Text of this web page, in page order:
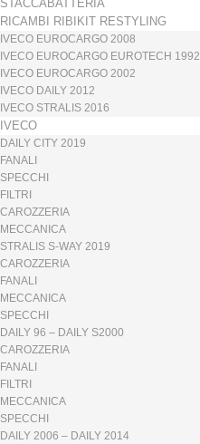
STACCABATTERIA
RICAMBI RIBIKIT RESTYLING
IVECO EUROCARGO 2008
IVECO EUROCARGO EUROTECH 1992
IVECO EUROCARGO 2002
IVECO DAILY 2012
IVECO STRALIS 2016
IVECO
DAILY CITY 2019
FANALI
SPECCHI
FILTRI
CAROZZERIA
MECCANICA
STRALIS S-WAY 2019
CAROZZERIA
FANALI
MECCANICA
SPECCHI
DAILY 96 – DAILY S2000
CAROZZERIA
FANALI
FILTRI
MECCANICA
SPECCHI
DAILY 2006 – DAILY 2014